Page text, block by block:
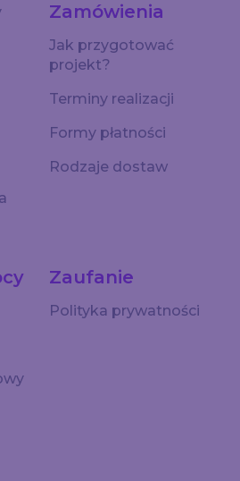
Zaufanie
Polityka prywatności
Zamówienia
Jak przygotować
projekt?
Terminy realizacji
Formy płatności
Rodzaje dostaw